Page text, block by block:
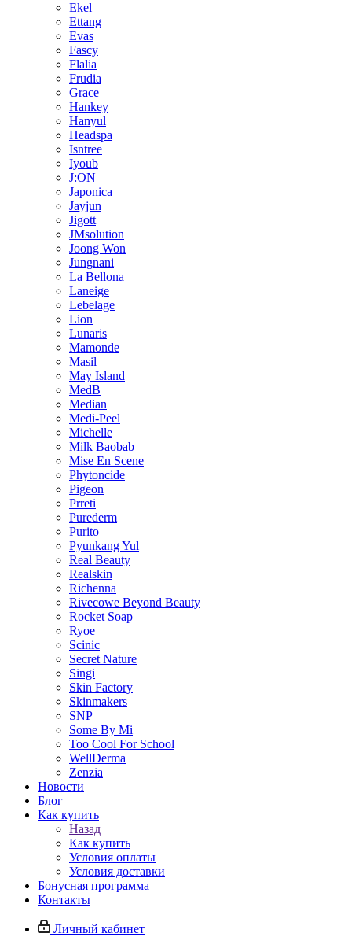
Ekel
Ettang
Evas
Fascy
Flalia
Frudia
Grace
Hankey
Hanyul
Headspa
Isntree
Iyoub
J:ON
Japonica
Jayjun
Jigott
JMsolution
Joong Won
Jungnani
La Bellona
Laneige
Lebelage
Lion
Lunaris
Mamonde
Masil
May Island
MedB
Median
Medi-Peel
Michelle
Milk Baobab
Mise En Scene
Phytoncide
Pigeon
Prreti
Purederm
Purito
Pyunkang Yul
Real Beauty
Realskin
Richenna
Rivecowe Beyond Beauty
Rocket Soap
Ryoe
Scinic
Secret Nature
Singi
Skin Factory
Skinmakers
SNP
Some By Mi
Too Cool For School
WellDerma
Zenzia
Новости
Блог
Как купить
Назад
Как купить
Условия оплаты
Условия доставки
Бонусная программа
Контакты
Личный кабинет